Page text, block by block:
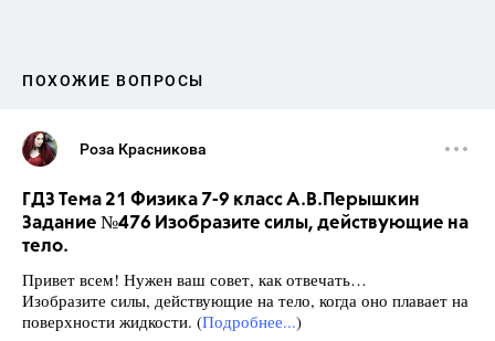
ПОХОЖИЕ ВОПРОСЫ
Роза Красникова
ГДЗ Тема 21 Физика 7-9 класс А.В.Перышкин
Задание №476 Изобразите силы, действующие на
тело.
Привет всем! Нужен ваш совет, как отвечать…
Изобразите силы, действующие на тело, когда оно плавает на
поверхности жидкости. (Подробнее...)